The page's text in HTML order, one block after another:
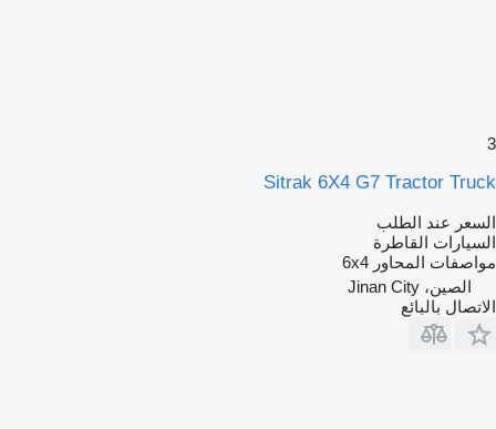
3
Sitrak 6X4 G7 Tractor Truck
السعر عند الطلب
السيارات القاطرة
مواصفات المحاور 6x4
الصين، Jinan City
الاتصال بالبائع